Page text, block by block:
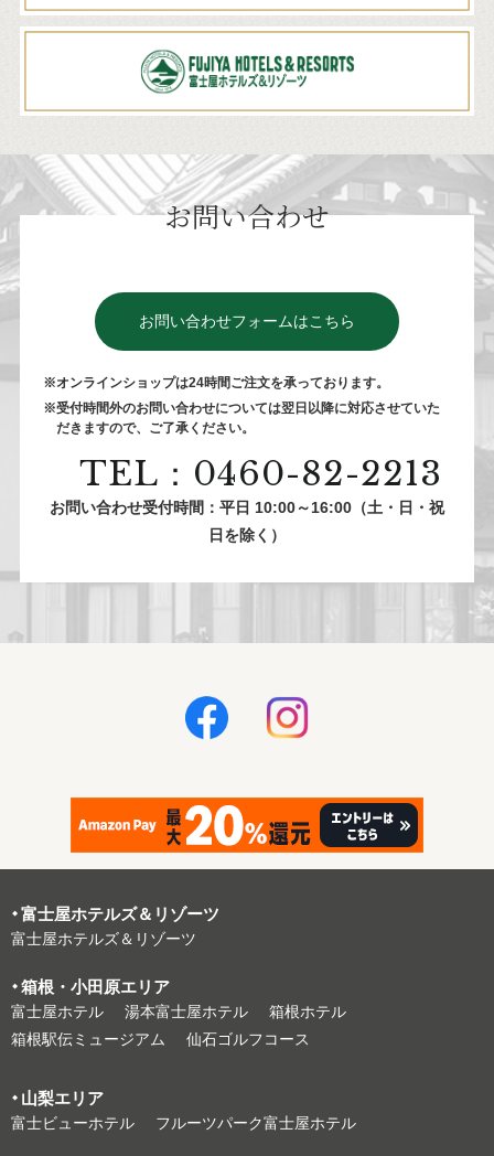
お問い合わせ
お問い合わせフォームはこちら
※オンラインショップは24時間ご注⽂を承っております。
※受付時間外のお問い合わせについては翌⽇以降に対応させていた
だきますので、ご了承ください。
TEL：0460-82-2213
お問い合わせ受付時間：平日 10:00～16:00（土・日・祝
日を除く）
富⼠屋ホテルズ＆リゾーツ
富⼠屋ホテルズ＆リゾーツ
箱根・⼩⽥原エリア
富⼠屋ホテル 湯本富⼠屋ホテル
箱根ホテル
箱根駅伝ミュージアム
仙石ゴルフコース
⼭梨エリア
富⼠ビューホテル フルーツパーク富⼠屋ホテル